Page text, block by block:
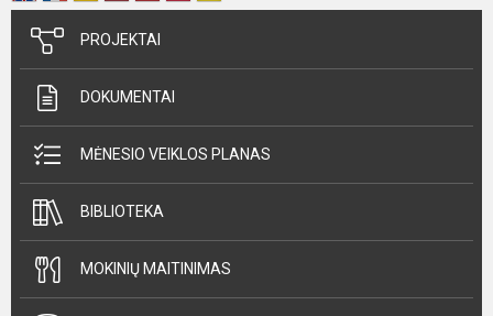
PROJEKTAI
DOKUMENTAI
MĖNESIO VEIKLOS PLANAS
BIBLIOTEKA
MOKINIŲ MAITINIMAS